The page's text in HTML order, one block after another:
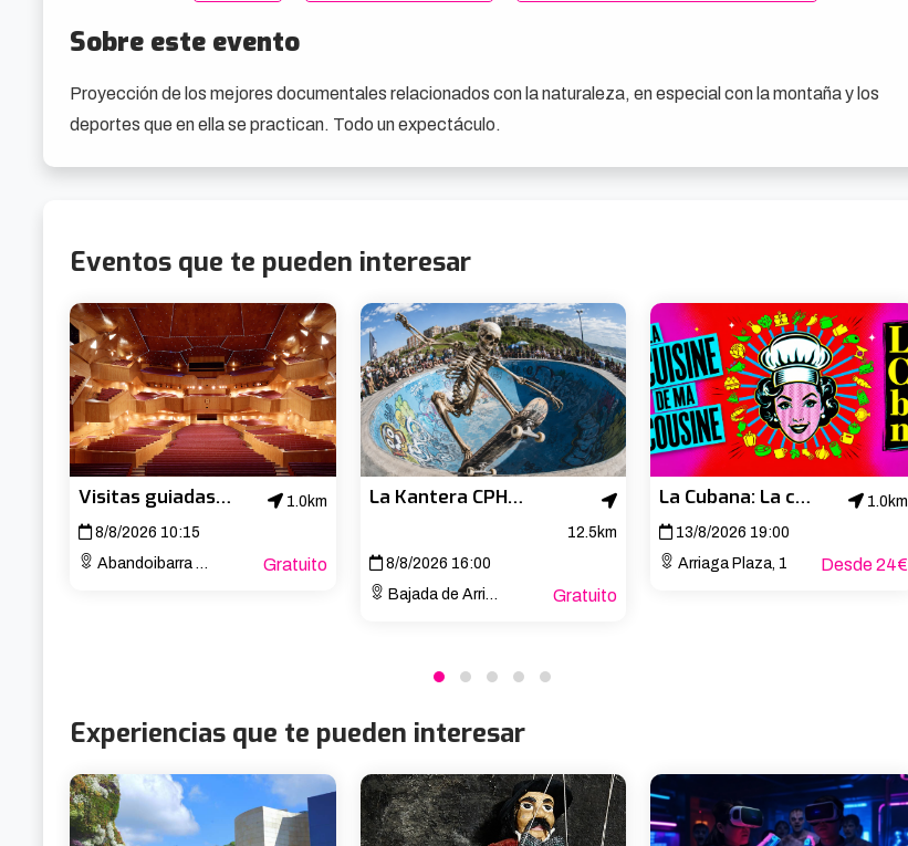
Sobre este evento
Proyección de los mejores documentales relacionados con la naturaleza, en especial con la montaña y los
deportes que en ella se practican. Todo un expectáculo.
Eventos que te pueden interesar
Visitas guiadas al Palacio Euskalduna
1.0km
8/8/2026 10:15
Abandoibarra Etorb., 4
Gratuito
La Kantera CPH Open 2026
12.5km
8/8/2026 16:00
Bajada de Arrigunaga Kalea
Gratuito
La Cubana: La cuisine de ma cousine
1.0km
13/8/2026 19:00
Arriaga Plaza, 1
Desde 24€
Experiencias que te pueden interesar